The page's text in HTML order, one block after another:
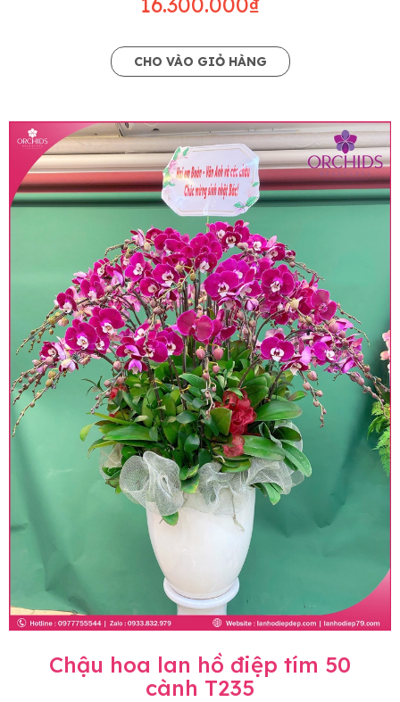
CHO VÀO GIỎ HÀNG
Chậu hoa lan hồ điệp tím 50
cành T235